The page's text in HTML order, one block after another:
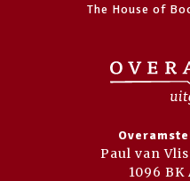
The House of
Paul van
1096